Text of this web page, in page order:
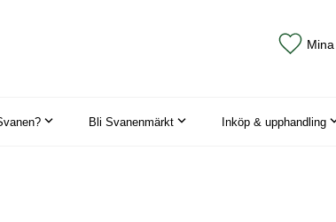
Bli Svanenmärkt Inköp & upphandling